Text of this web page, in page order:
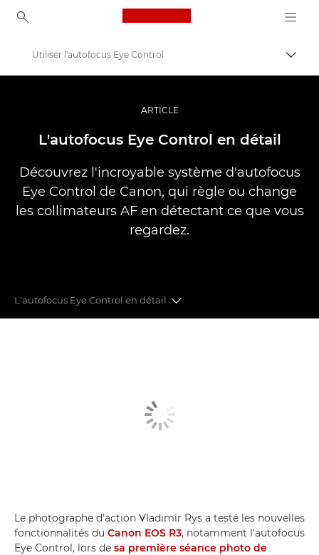
Canon Logo, back to
Vidéo et photographie professionnelles
Histoires
Utiliser l'autofocus Eye Control
ARTICLE
L'autofocus Eye Control en détail
Découvrez l'incroyable système d'autofocus
Eye Control de Canon, qui règle ou change
les collimateurs AF en détectant ce que vous
regardez.
L'autofocus Eye Control en détail
Le photographe d'action Vladimir Rys a testé les nouvelles
fonctionnalités du Canon EOS R3, notamment l'autofocus
Eye Control, lors de sa première séance photo de